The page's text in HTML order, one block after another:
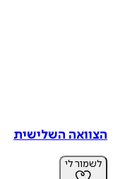
הצוואה השלישית
לשמור לי